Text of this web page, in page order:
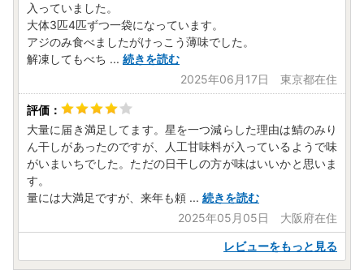
入っていました。
大体3匹4匹ずつ一袋になっています。
アジのみ食べましたがけっこう薄味でした。
解凍してもべち ... 続きを読む
2025年06月17日 東京都在住
大量に届き満足してます。星を一つ減らした理由は鯖のみり
ん干しがあったのですが、人工甘味料が入っているようで味
がいまいちでした。ただの日干しの方が味はいいかと思いま
す。
量には大満足ですが、来年も頼 ... 続きを読む
2025年05月05日 大阪府在住
レビューをもっと見る